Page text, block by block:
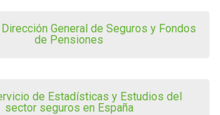
General de Seguros y Fondos
de Pensiones
de Estadísticas y Estudios del
sector seguros en España